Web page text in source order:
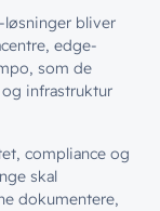
bliver
edge-
som de
infrastruktur
compliance og
skal
dokumentere,